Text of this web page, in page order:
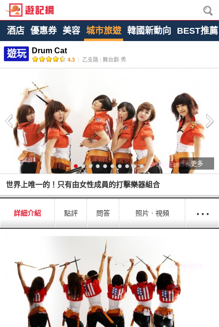
酒店 優惠券 美容 城市旅遊 韓國新動向 BEST推薦
遊玩 Drum Cat
4.3 | 乙支路 | 舞台劇·秀
更多
世界上唯一的！只有由女性成員的打擊樂器組合
詳細介紹 點評 問答 照片ㆍ視頻 ···